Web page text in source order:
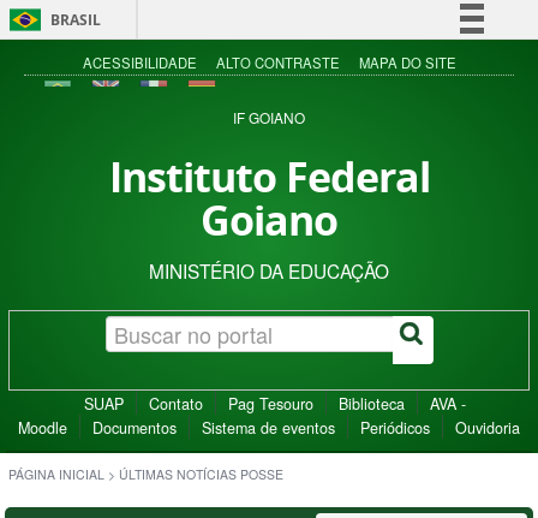
BRASIL
Simplifique!
Acesso à informação
ACESSIBILIDADE ALTO CONTRASTE MAPA DO SITE
IF GOIANO
Instituto Federal
Goiano
MINISTÉRIO DA EDUCAÇÃO
SUAP Contato Pag Tesouro Biblioteca
AVA -
Moodle
Documentos Sistema de eventos Periódicos Ouvidoria
PÁGINA INICIAL > ÚLTIMAS NOTÍCIAS POSSE